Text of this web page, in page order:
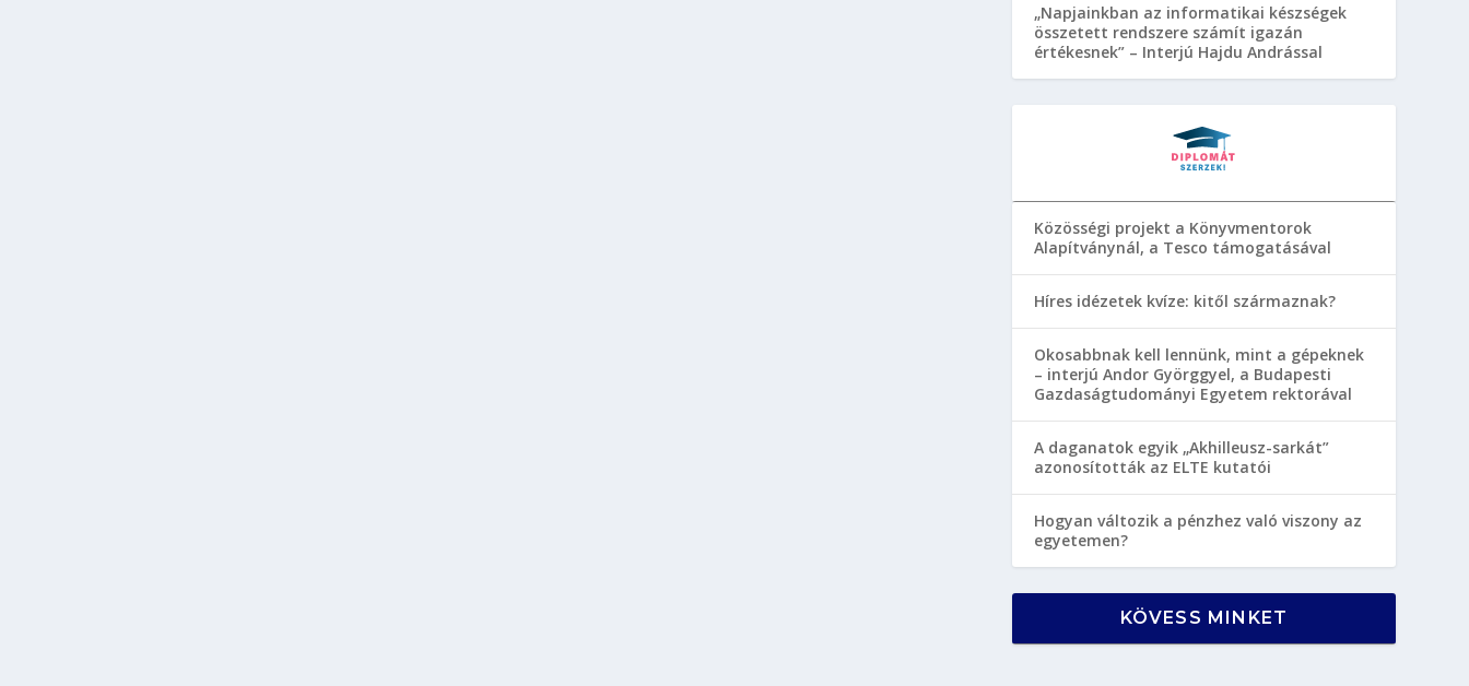
„Napjainkban az informatikai készségek
összetett rendszere számít igazán
értékesnek” – Interjú Hajdu Andrással
Közösségi projekt a Könyvmentorok
Alapítványnál, a Tesco támogatásával
Híres idézetek kvíze: kitől származnak?
Okosabbnak kell lennünk, mint a gépeknek
– interjú Andor Györggyel, a Budapesti
Gazdaságtudományi Egyetem rektorával
A daganatok egyik „Akhilleusz-sarkát”
azonosították az ELTE kutatói
Hogyan változik a pénzhez való viszony az
egyetemen?
KÖVESS MINKET